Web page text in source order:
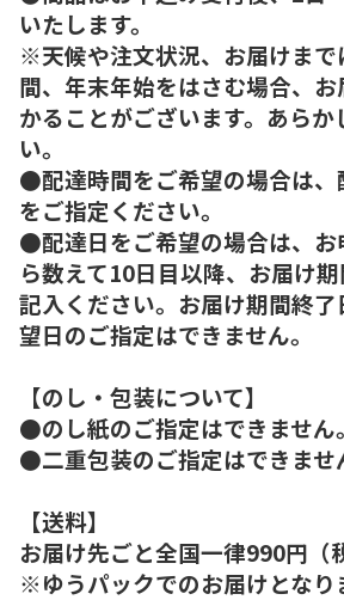
いたします。
※天候や注文状況、お届けまで
間、年末年始をはさむ場合、
かることがございます。あらか
い。
●配達時間をご希望の場合は、
をご指定ください。
●配達日をご希望の場合は、お
ら数えて10日目以降、お届け
記入ください。お届け期間終
望日のご指定はできません。
【のし・包装について】
●のし紙のご指定はできません。
●二重包装のご指定はできませ
【送料】
お届け先ごと全国一律990円（
※ゆうパックでのお届けとなり